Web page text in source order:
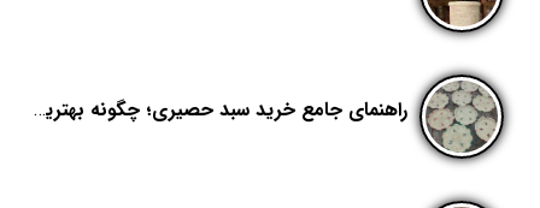
راهنمای جامع خرید سبد حصیری؛ چگونه بهترین کیفیت را در «هدیکا» تشخیص دهیم؟